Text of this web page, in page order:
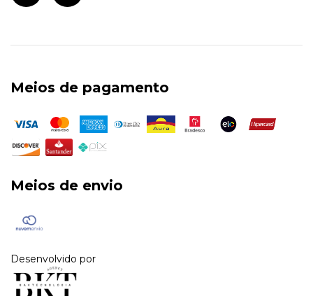
Meios de pagamento
Meios de envio
Desenvolvido por